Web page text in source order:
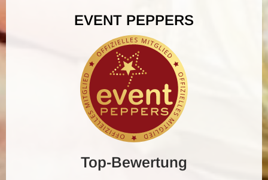
EVENT PEPPERS
Top-Bewertung